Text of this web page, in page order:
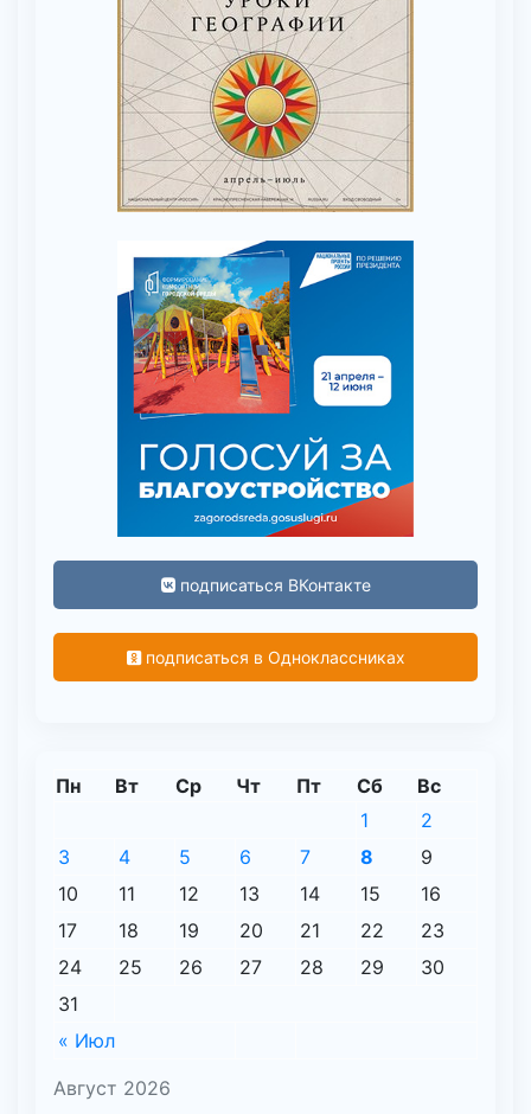
подписаться ВКонтакте
подписаться в Одноклассниках
Август 2026
Пн Вт Ср Чт Пт Сб Вс
« Июл
1
2
3
4 5 6 7 8
9
10
11 12 13 14 15
16
17
18 19 20 21 22
23
24
25 26 27 28 29
30
31